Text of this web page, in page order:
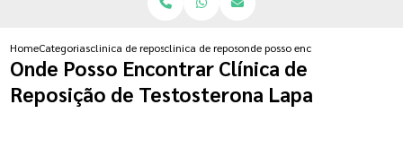
HomeCategoriasclinica de reposicao hormonalclinica de reposicao hormonal de estrogenio
onde posso encontrar clinica de
Onde Posso Encontrar Clínica de
Reposição de Testosterona Lapa